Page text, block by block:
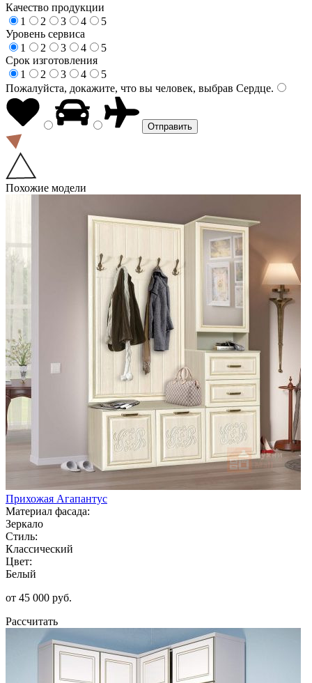
Качество продукции
1
2 3 4
5
Уровень сервиса
1
2 3 4
5
Срок изготовления
1
2 3 4
5
Пожалуйста, докажите, что вы человек, выбрав Сердце.
Похожие модели
Прихожая Агапантус
Материал фасада:
Зеркало
Стиль:
Классический
Цвет:
Белый
от 45 000 руб.
Рассчитать